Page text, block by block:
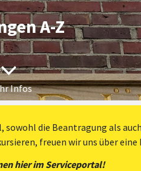
A-Z
Infos
die Beantragung als
freuen wir uns über eine
hier im Serviceportal!